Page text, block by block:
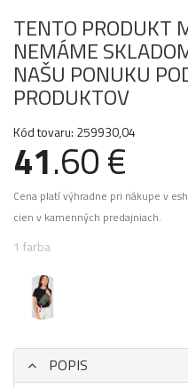
TENTO PRODUKT
NEMÁME
NAŠU PONUKU
PRODUKTOV
Kód tovaru: 259930,04
41.60 €
Cena platí výhradne pri nákupe v
cien v kamenných predajniach.
1 farba
POPIS